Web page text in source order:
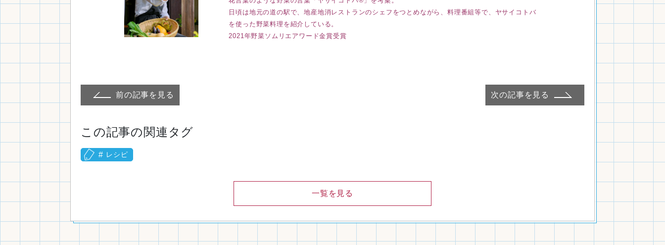
日頃は地元の道の駅で、地産地消レストランのシェフをつとめながら、 料理番組等で、ヤサイコトバ
を使った野菜料理を紹介している。
2021年野菜ソムリエアワード金賞受賞
前の記事を見る 次の記事を見る
この記事の関連タグ
レシピ
一覧を見る